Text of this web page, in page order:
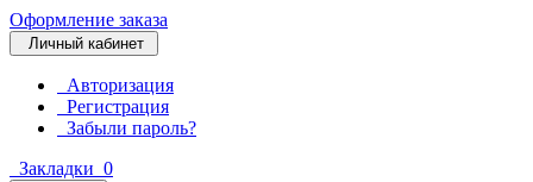
Оформление заказа
Личный кабинет
Авторизация
Регистрация
Забыли пароль?
Закладки 0